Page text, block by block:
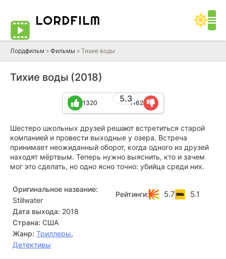
LORDFILM
Лордфильм » Фильмы » Тихие воды
Тихие воды (2018)
5.3
1320 1162
Шестеро школьных друзей решают встретиться старой
компанией и провести выходные у озера. Встреча
принимает неожиданный оборот, когда одного из друзей
находят мёртвым. Теперь нужно выяснить, кто и зачем
мог это сделать, но одно ясно точно: убийца среди них.
Оригинальное название:
Stillwater
Дата выхода: 2018
Страна: США
Жанр: Триллеры,
Детективы
Рейтинги: 5.7 5.1